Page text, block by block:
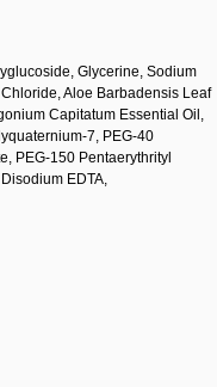
Glycerine, Sodium
Aloe Barbadensis Leaf
Capitatum Essential Oil,
7, PEG-40
PEG-150 Pentaerythrityl
EDTA,